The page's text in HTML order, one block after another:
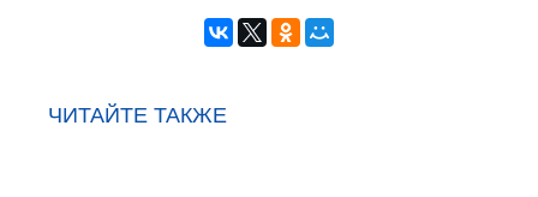
ЧИТАЙТЕ ТАКЖЕ